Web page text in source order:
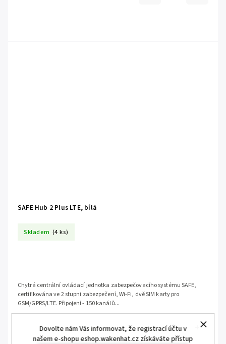
Dovolte nám Vás informovat, že registrací účtu v
našem e-shopu eshop.wakenhat.cz získáváte přístup
SAFE Hub 2 Plus LTE, bílá
Skladem (4 ks)
Chytrá centrální ovládací jednotka zabezpečovacího systému SAFE,
certifikována ve 2 stupni zabezpečení, Wi-Fi, dvě SIM karty pro
GSM/GPRS/LTE. Připojení - 150 kanálů...